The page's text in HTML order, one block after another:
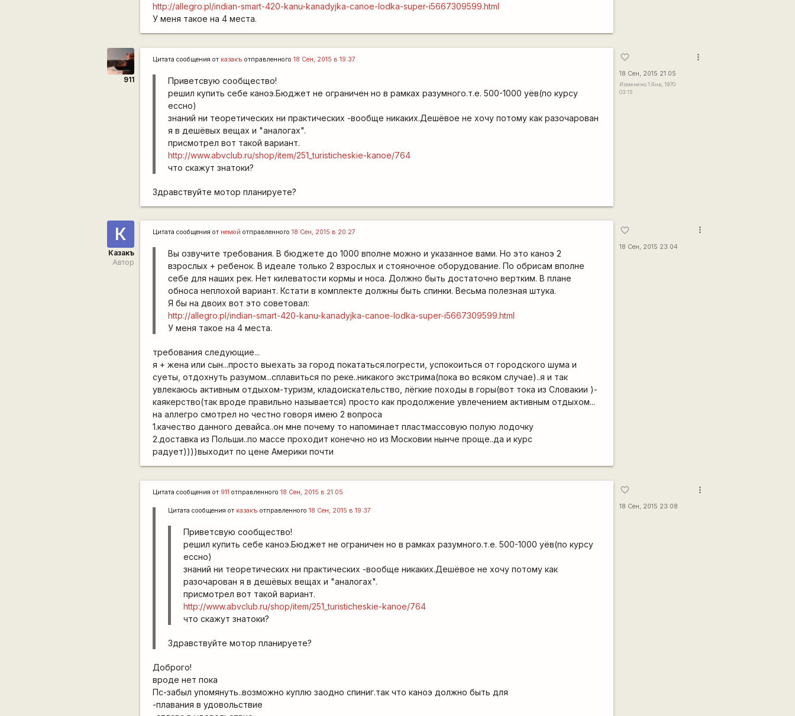
http://allegro.pl/indian-smart-420-kanu-kanadyjka-canoe-lodka-super-i5667309599.html
У меня такое на 4 места.
911
Цитата сообщения от казакъ отправленного18 Сен, 2015 в 19:37
Приветсвую сообщество!
решил купить себе каноэ.Бюджет не ограничен но в рамках разумного.т.е. 500-1000 уёв(по курсу
ессно)
знаний ни теоретических ни практических -вообще никаких.Дешёвое не хочу потому как разочарован
я в дешёвых вещах и "аналогах".
присмотрел вот такой вариант.
http://www.abvclub.ru/shop/item/251_turisticheskie-kanoe/764
что скажут знатоки?
Здравствуйте мотор планируете?
favorite_border
18 Сен, 2015 21:05
Изменено 1 Янв, 1970
03:15
more_vert
К
Казакъ
Автор
Цитата сообщения от немой отправленного18 Сен, 2015 в 20:27
Вы озвучите требования. В бюджете до 1000 вполне можно и указанное вами. Но это каноэ 2
взрослых + ребенок. В идеале только 2 взрослых и стояночное оборудование. По обрисам вполне
себе для наших рек. Нет килеватости кормы и носа. Должно быть достаточно вертким. В плане
обноса неплохой вариант. Кстати в комплекте должны быть спинки. Весьма полезная штука.
Я бы на двоих вот это советовал:
http://allegro.pl/indian-smart-420-kanu-kanadyjka-canoe-lodka-super-i5667309599.html
У меня такое на 4 места.
требования следующие...
я + жена или сын...просто выехать за город покататься.погрести, успокоиться от городского шума и
суеты, отдохнуть разумом...сплавиться по реке..никакого экстрима(пока во всяком случае)..я и так
увлекаюсь активным отдыхом-туризм, кладоискательство, лёгкие походы в горы(вот тока из Словакии )-
каякерство(так вроде правильно называется) просто как продолжение увлечением активным отдыхом...
на аллегро смотрел но честно говоря имею 2 вопроса
1.качество данного девайса..он мне почему то напоминает пластмассовую полую лодочку
2.доставка из Польши..по массе проходит конечно но из Московии нынче проще..да и курс
радует))))выходит по цене Америки почти
favorite_border
18 Сен, 2015 23:04
more_vert
Цитата сообщения от 911 отправленного18 Сен, 2015 в 21:05
Цитата сообщения от казакъ отправленного18 Сен, 2015 в 19:37
Приветсвую сообщество!
решил купить себе каноэ.Бюджет не ограничен но в рамках разумного.т.е. 500-1000 уёв(по курсу
ессно)
знаний ни теоретических ни практических -вообще никаких.Дешёвое не хочу потому как
разочарован я в дешёвых вещах и "аналогах".
присмотрел вот такой вариант.
http://www.abvclub.ru/shop/item/251_turisticheskie-kanoe/764
что скажут знатоки?
Здравствуйте мотор планируете?
Доброго!
вроде нет пока
Пс-забыл упомянуть..возможно куплю заодно спиниг.так что каноэ должно быть для
-плавания в удовольствие
favorite_border
18 Сен, 2015 23:08
more_vert